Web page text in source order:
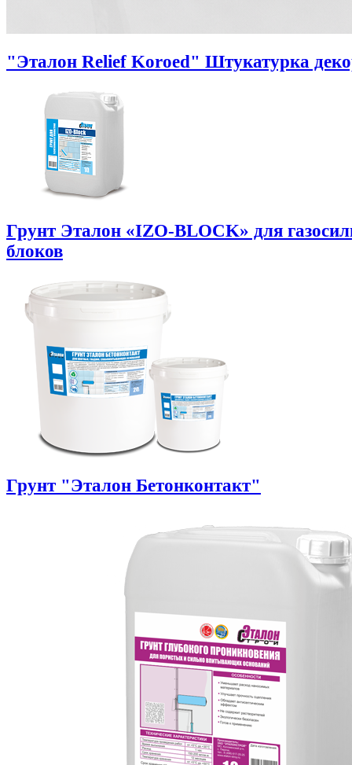
"Эталон Relief Koroed" Штукатурка
Грунт Эталон «IZO-BLOCK» для
блоков
Грунт "Эталон Бетонконтакт"